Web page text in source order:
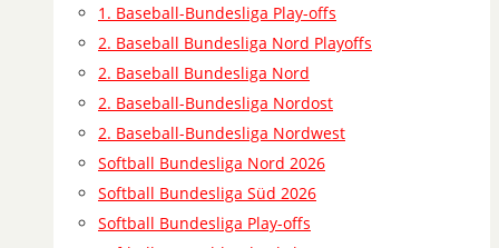
1. Baseball-Bundesliga Play-offs
2. Baseball Bundesliga Nord Playoffs
2. Baseball Bundesliga Nord
2. Baseball-Bundesliga Nordost
2. Baseball-Bundesliga Nordwest
Softball Bundesliga Nord 2026
Softball Bundesliga Süd 2026
Softball Bundesliga Play-offs